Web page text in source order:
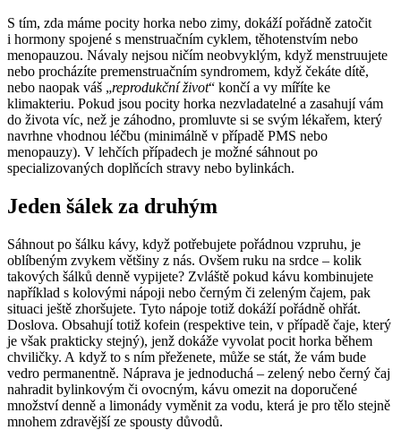
S tím, zda máme pocity horka nebo zimy, dokáží pořádně zatočit
i hormony spojené s menstruačním cyklem, těhotenstvím nebo
menopauzou. Návaly nejsou ničím neobvyklým, když menstruujete
nebo procházíte premenstruačním syndromem, když čekáte dítě,
nebo naopak váš „reprodukční život“ končí a vy míříte ke
klimakteriu. Pokud jsou pocity horka nezvladatelné a zasahují vám
do života víc, než je záhodno, promluvte si se svým lékařem, který
navrhne vhodnou léčbu (minimálně v případě PMS nebo
menopauzy). V lehčích případech je možné sáhnout po
specializovaných doplňcích stravy nebo bylinkách.
Jeden šálek za druhým
Sáhnout po šálku kávy, když potřebujete pořádnou vzpruhu, je
oblíbeným zvykem většiny z nás. Ovšem ruku na srdce – kolik
takových šálků denně vypijete? Zvláště pokud kávu kombinujete
například s kolovými nápoji nebo černým či zeleným čajem, pak
situaci ještě zhoršujete. Tyto nápoje totiž dokáží pořádně ohřát.
Doslova. Obsahují totiž kofein (respektive tein, v případě čaje, který
je však prakticky stejný), jenž dokáže vyvolat pocit horka během
chviličky. A když to s ním přeženete, může se stát, že vám bude
vedro permanentně. Náprava je jednoduchá – zelený nebo černý čaj
nahradit bylinkovým či ovocným, kávu omezit na doporučené
množství denně a limonády vyměnit za vodu, která je pro tělo stejně
mnohem zdravější ze spousty důvodů.